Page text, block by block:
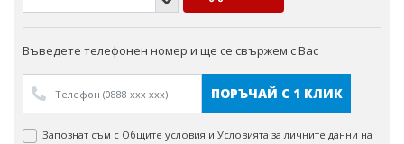
Въведете телефонен номер и ще се свържем с Вас
ПОРЪЧАЙ С 1 КЛИК
Запознат съм с Общите условия и Условията за личните данни на